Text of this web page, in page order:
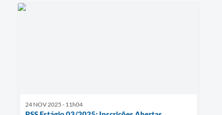
24 NOV 2025 - 11h04